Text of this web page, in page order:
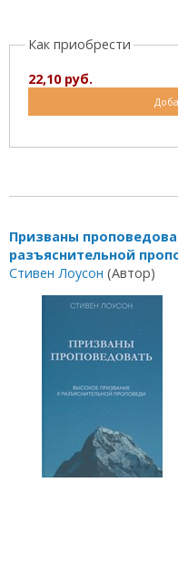
Как приобрести
22,10 руб.
Призваны
разъяснительной
Стивен Лоусон (Автор)